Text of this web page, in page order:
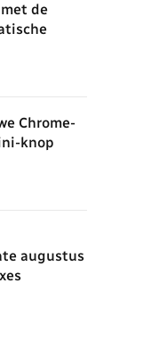
de
Chrome-
knop
augustus